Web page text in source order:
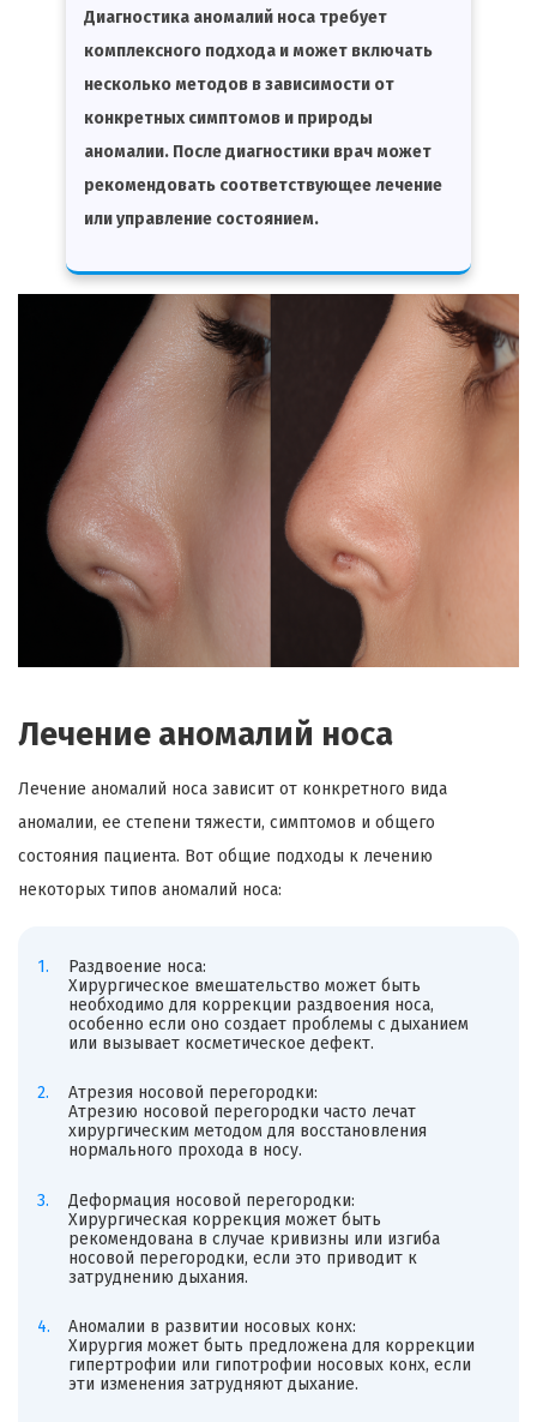
Диагностика аномалий носа требует
комплексного подхода и может включать
несколько методов в зависимости от
конкретных симптомов и природы
аномалии. После диагностики врач может
рекомендовать соответствующее лечение
или управление состоянием.
Лечение аномалий носа
Лечение аномалий носа зависит от конкретного вида
аномалии, ее степени тяжести, симптомов и общего
состояния пациента. Вот общие подходы к лечению
некоторых типов аномалий носа:
Раздвоение носа:
Хирургическое вмешательство может быть
необходимо для коррекции раздвоения носа,
особенно если оно создает проблемы с дыханием
или вызывает косметическое дефект.
Атрезия носовой перегородки:
Атрезию носовой перегородки часто лечат
хирургическим методом для восстановления
нормального прохода в носу.
Деформация носовой перегородки:
Хирургическая коррекция может быть
рекомендована в случае кривизны или изгиба
носовой перегородки, если это приводит к
затруднению дыхания.
Аномалии в развитии носовых конх:
Хирургия может быть предложена для коррекции
гипертрофии или гипотрофии носовых конх, если
эти изменения затрудняют дыхание.